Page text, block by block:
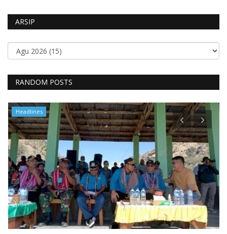
ARSIP
RANDOM POSTS
Headlines